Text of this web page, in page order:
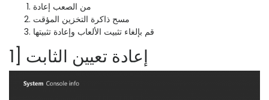
من الصعب إعادة
مسح ذاكرة التخزين المؤقت
قم بإلغاء تثبيت الألعاب وإعادة تثبيتها
1] إعادة تعيين الثابت